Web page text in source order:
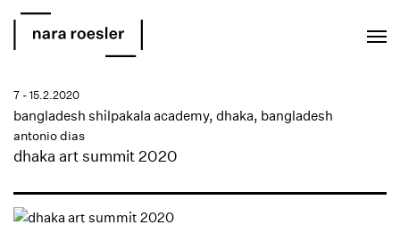
dhaka art summit 2020
antonio dias
bangladesh shilpakala academy, dhaka, bangladesh
7 - 15.2.2020